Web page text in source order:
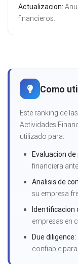
Actualizacion:
financieros.
Como
Este ranking de
Actividades
utilizado para:
Evaluacion
financiera
Analisis de
su empresa
Identificacion
empresas en
Due diligence:
confiable